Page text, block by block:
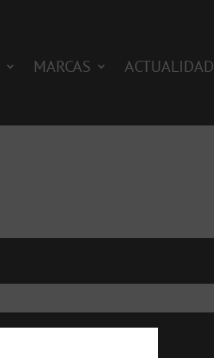
MARCAS ACTUALIDAD